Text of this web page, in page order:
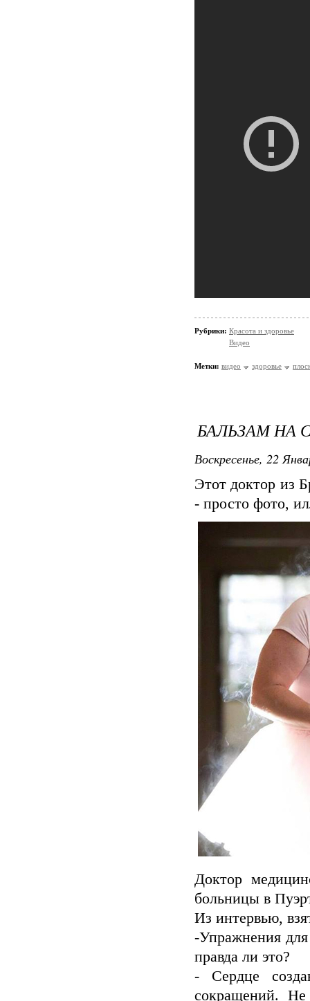
Рубрики: Красота и здоровье
Видео
Метки: видео здоровье
БАЛЬЗАМ НА
Воскресенье, 22
Этот доктор из
- просто фото,
Доктор
больницы в
Из интервью,
-Упражнения
правда ли это?
- Сердце
сокращений.